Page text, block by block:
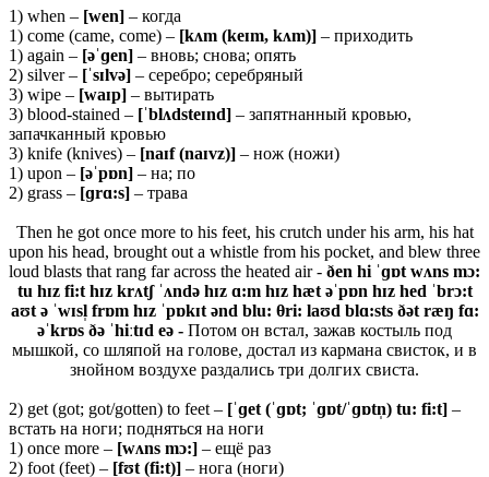
1) when – [wen] – когда
1) come (came, come) – [kʌm (keɪm, kʌm)] – приходить
1) again – [əˈɡen] – вновь; снова; опять
2) silver – [ˈsɪlvə] – серебро; серебряный
3) wipe – [waɪp] – вытирать
3) blood-stained – [ˈblʌdsteɪnd] – запятнанный кровью,
запачканный кровью
3) knife (knives) – [naɪf (naɪvz)] – нож (ножи)
1) upon – [əˈpɒn] – на; по
2) grass – [ɡrɑ:s] – трава
Then he got once more to his feet, his crutch under his arm, his hat
upon his head, brought out a whistle from his pocket, and blew three
loud blasts that rang far across the heated air - ðen hi ˈɡɒt wʌns mɔ:
tu hɪz fi:t hɪz krʌtʃ ˈʌndə hɪz ɑ:m hɪz hæt əˈpɒn hɪz hed ˈbrɔ:t
aʊt ə ˈwɪsl̩ frɒm hɪz ˈpɒkɪt ənd blu: θri: laʊd blɑ:sts ðət ræŋ fɑ:
əˈkrɒs ðə ˈhiːtɪd eə - Потом он встал, зажав костыль под
мышкой, со шляпой на голове, достал из кармана свисток, и в
знойном воздухе раздались три долгих свиста.
2) get (got; got/gotten) to feet – [ˈɡet (ˈɡɒt; ˈɡɒt/ˈɡɒtn̩) tu: fi:t] –
встать на ноги; подняться на ноги
1) once more – [wʌns mɔ:] – ещё раз
2) foot (feet) – [fʊt (fi:t)] – нога (ноги)